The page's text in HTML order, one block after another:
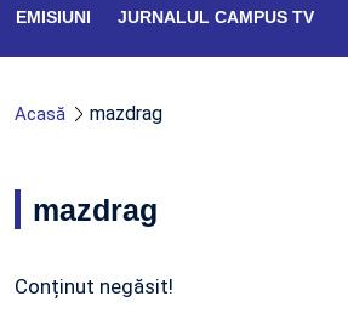
EMISIUNI JURNALUL CAMPUS TV
Acasă mazdrag
mazdrag
Conținut negăsit!